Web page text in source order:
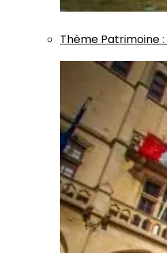
Thème Patrimoine: